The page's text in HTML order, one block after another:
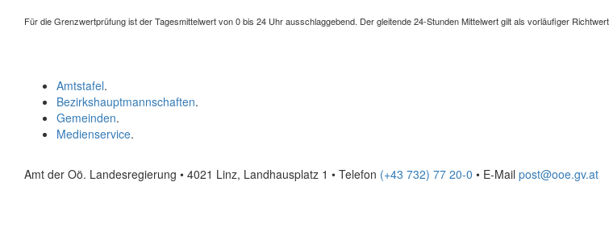
Für die Grenzwertprüfung ist der Tagesmittelwert von 0 bis 24 Uhr ausschlaggebend. Der gleitende 24-Stunden Mittelwert gilt als vorläufiger
Amtstafel.
Bezirkshauptmannschaften.
Gemeinden.
Medienservice.
Amt der Oö. Landesregierung • 4021 Linz, Landhausplatz 1 • Telefon (+43 732) 77 20-0 • E-Mail post@ooe.gv.at